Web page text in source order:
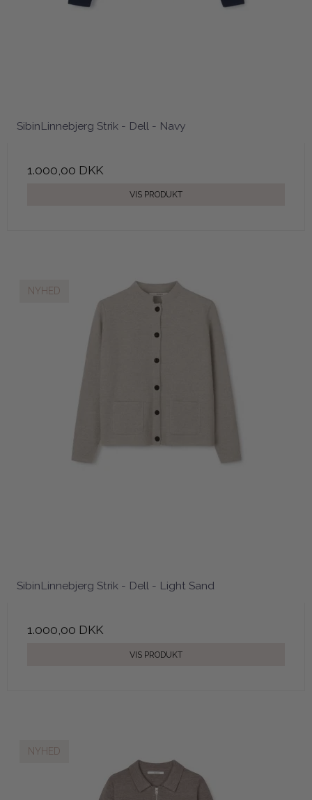
SibinLinnebjerg Strik - Dell - Navy
1.000,00 DKK
VIS PRODUKT
NYHED
SibinLinnebjerg Strik - Dell - Light Sand
1.000,00 DKK
VIS PRODUKT
NYHED